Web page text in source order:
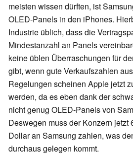
meisten wissen dürften, ist
OLED-Panels in den iPhones.
Industrie üblich, dass die
Mindestanzahl an Panels
keine üblen Überraschungen für
gibt, wenn gute Verkaufszahlen
Regelungen scheinen Apple jetzt
werden, da es eben dank der
nicht genug OLED-Panels von
Deswegen muss der Konzern jetzt
Dollar an Samsung zahlen, was
durchaus gelegen kommt.